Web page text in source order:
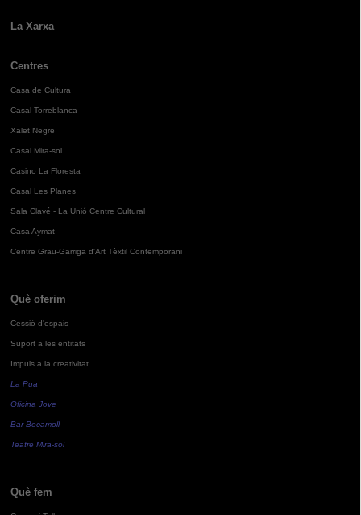
La Xarxa
Centres
Casa de Cultura
Casal Torreblanca
Xalet Negre
Casal Mira-sol
Casino La Floresta
Casal Les Planes
Sala Clavé - La Unió Centre Cultural
Casa Aymat
Centre Grau-Garriga d'Art Tèxtil Contemporani
Què oferim
Cessió d'espais
Suport a les entitats
Impuls a la creativitat
La Pua
Oficina Jove
Bar Bocamoll
Teatre Mira-sol
Què fem